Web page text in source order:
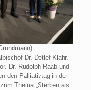
Dr. Detlef Klahr,
Dr. Rudolph Raab und
den Palliativtag in der
Thema „Sterben als